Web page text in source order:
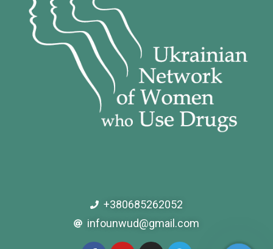
+380685262052
infounwud@gmail.com